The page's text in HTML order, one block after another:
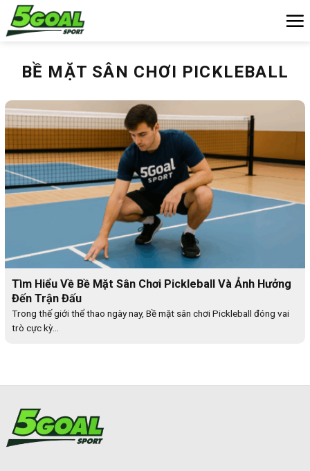
Chuyển
đến
BỀ MẶT SÂN CHƠI PICKLEBALL
Tìm Hiểu Về Bề Mặt Sân Chơi Pickleball Và Ảnh Hưởng
Đến Trận Đấu
Trong thế giới thể thao ngày nay, Bề mặt sân chơi Pickleball đóng vai
trò cực kỳ...